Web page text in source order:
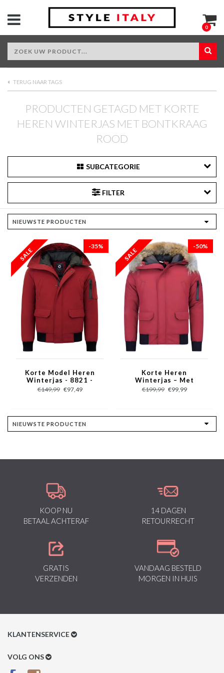
0
TERUG NAAR TAGS
PRODUCTEN GETAGD MET KORTE
HEREN WINTERJAS MET BONTKRAAG
ROOD
SUBCATEGORIE
FILTER
-35%
Korte Model Heren
Winterjas - 8821 -
Rood
€149,99 €97,49
-50%
Korte Heren
Winterjas – Met
Bontkraag – Rood
€199,99 €99,99
KOOP NU
BETAAL ACHTERAF
14 DAGEN
RETOURRECHT
GRATIS
VERZENDEN
VANDAAG BESTELD
MORGEN IN HUIS
KLANTENSERVICE
Klantenservice
Betaalmethoden
VOLG ONS